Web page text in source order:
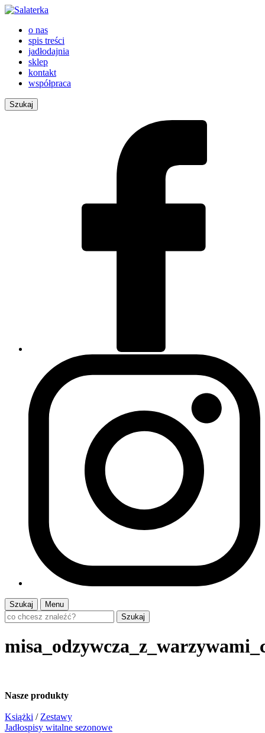
o nas
spis treści
jadłodajnia
sklep
kontakt
współpraca
Szukaj
Szukaj
Menu
Szukaj
Nasze produkty
Książki / Zestawy
Jadłospisy witalne sezonowe